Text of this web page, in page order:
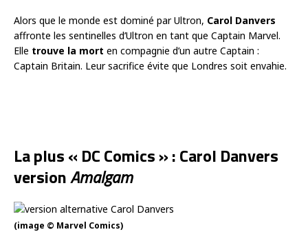
Alors que le monde est dominé par Ultron, Carol Danvers
affronte les sentinelles d’Ultron en tant que Captain Marvel.
Elle trouve la mort en compagnie d’un autre Captain :
Captain Britain. Leur sacrifice évite que Londres soit envahie.
La plus « DC Comics » : Carol Danvers
versionAmalgam
(image © Marvel Comics)